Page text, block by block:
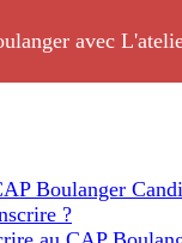
avec
Boulanger
?